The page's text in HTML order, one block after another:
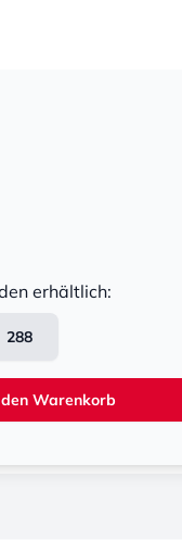
erhältlich:
288
Warenkorb